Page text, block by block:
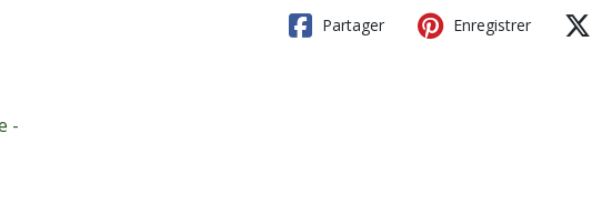
Partager Enregistrer
-